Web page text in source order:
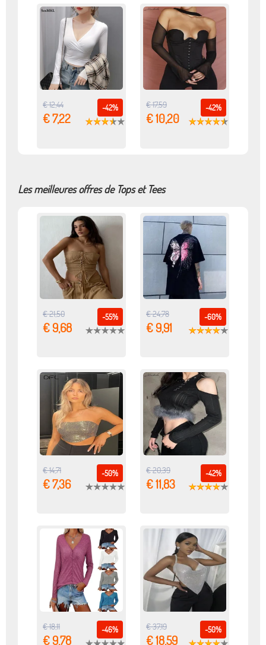
-42%
€ 12,44
€ 7,22
-42%
€ 17,59
€ 10,20
Les meilleures offres de Tops et Tees
-55%
€ 21,50
€ 9,68
-60%
€ 24,78
€ 9,91
-50%
€ 14,71
€ 7,36
-42%
€ 20,39
€ 11,83
-46%
€ 18,11
€ 9,78
-50%
€ 37,19
€ 18,59